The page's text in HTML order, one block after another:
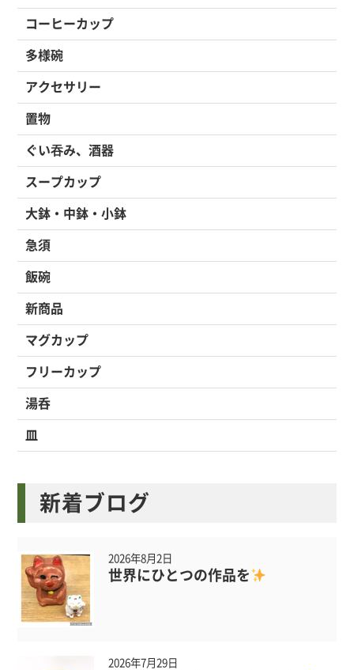
コーヒーカップ
多様碗
アクセサリー
置物
ぐい吞み、酒器
スープカップ
大鉢・中鉢・小鉢
急須
飯碗
新商品
マグカップ
フリーカップ
湯呑
皿
新着ブログ
2026年8月2日
世界にひとつの作品を
2026年7月29日